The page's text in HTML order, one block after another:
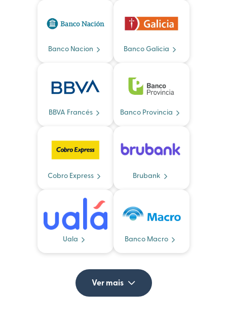
Banco Nacion Banco Galicia
BBVA Francés Banco Provincia
Cobro Express Brubank
Uala Banco Macro
Ver mais